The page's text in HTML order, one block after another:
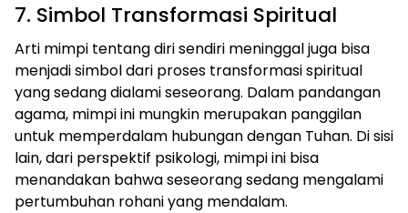
7. Simbol Transformasi Spiritual
Arti mimpi tentang diri sendiri meninggal juga bisa
menjadi simbol dari proses transformasi spiritual
yang sedang dialami seseorang. Dalam pandangan
agama, mimpi ini mungkin merupakan panggilan
untuk memperdalam hubungan dengan Tuhan. Di sisi
lain, dari perspektif psikologi, mimpi ini bisa
menandakan bahwa seseorang sedang mengalami
pertumbuhan rohani yang mendalam.